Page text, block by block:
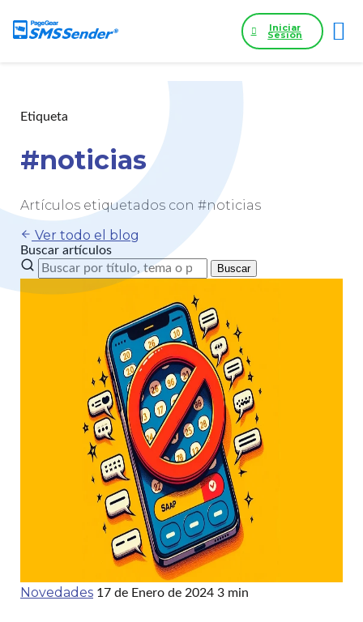
Iniciar
Sesión
Etiqueta
#noticias
Artículos etiquetados con #noticias
Ver todo el blog
Buscar artículos
Buscar
Novedades 17 de Enero de 2024 3 min